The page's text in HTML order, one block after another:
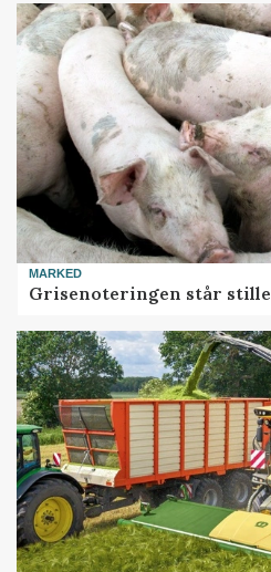
MARKED
Grisenoteringen står stille